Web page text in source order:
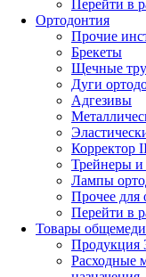
Перейти в
Ортодонтия
Прочие
Брекеты
Щечные
Дуги
Адгезивы
Корректор
Трейнеры
Лампы
Прочее для
Перейти в
Товары
Продукция
Расходные